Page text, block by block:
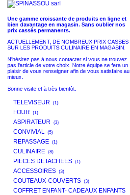
Une gamme croissante de produits en ligne et
bien davantage en magasin. Sans oublier nos
prix cassés permanents.
ACTUELLEMENT, DE NOMBREUX PRIX CASSES
SUR LES PRODUITS CULINAIRE EN MAGASIN.
N'hésitez pas à nous contacter si vous ne trouvez
pas l'article de votre choix. Notre équipe se fera un
plaisir de vous renseigner afin de vous satisfaire au
mieux.
Bonne visite et à très bientôt.
TELEVISEUR (1)
FOUR (1)
ASPIRATEUR (3)
CONVIVIAL (5)
REPASSAGE (1)
CULINAIRE (8)
PIECES DETACHEES (1)
ACCESSOIRES (3)
COUTEAUX-COUVERTS (3)
COFFRET ENFANT- CADEAUX ENFANTS